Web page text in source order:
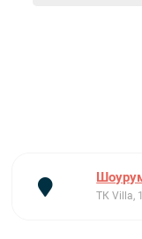
ТК Villa,